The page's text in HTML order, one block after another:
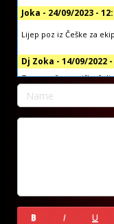
Joka - 24/09/2023 -
Lijep poz iz Češke za
Dj Zoka - 14/09/2022 -
Za sve vaše muzičke
official ili putem vibera i
B I U